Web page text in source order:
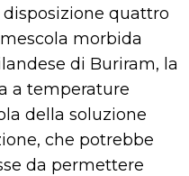
quattro
morbida
di Buriram, la
a temperature
della soluzione
che potrebbe
da permettere